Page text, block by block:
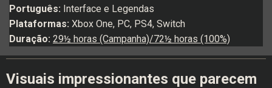
Português: Interface e Legendas
Plataformas: Xbox One, PC, PS4, Switch
Duração: 29½ horas (Campanha)/72½ horas (100%)
Visuais impressionantes que parecem